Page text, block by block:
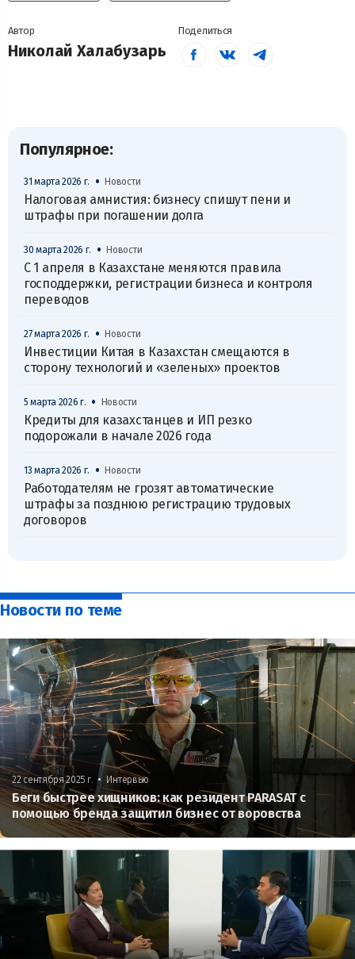
Автор
Николай Халабузарь
Поделиться
Популярное:
31 марта 2026 г. • Новости
Налоговая амнистия: бизнесу спишут пени и
штрафы при погашении долга
30 марта 2026 г. • Новости
С 1 апреля в Казахстане меняются правила
господдержки, регистрации бизнеса и контроля
переводов
27 марта 2026 г. • Новости
Инвестиции Китая в Казахстан смещаются в
сторону технологий и «зеленых» проектов
5 марта 2026 г. • Новости
Кредиты для казахстанцев и ИП резко
подорожали в начале 2026 года
13 марта 2026 г. • Новости
Работодателям не грозят автоматические
штрафы за позднюю регистрацию трудовых
договоров
Новости по теме
22 сентября 2025 г. • Интервью
Беги быстрее хищников: как резидент PARASAT с
помощью бренда защитил бизнес от воровства